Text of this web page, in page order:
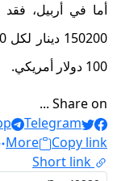
أما في أربيل، فقد
100 دولار أمريكي.
Share on ...
Telegram
More
Copy link
Short link